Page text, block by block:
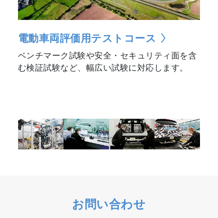
電動車両評価用テストコース
ベンチマーク試験や安全・セキュリティ面を含
む検証試験など、幅広い試験に対応します。
お問い合わせ